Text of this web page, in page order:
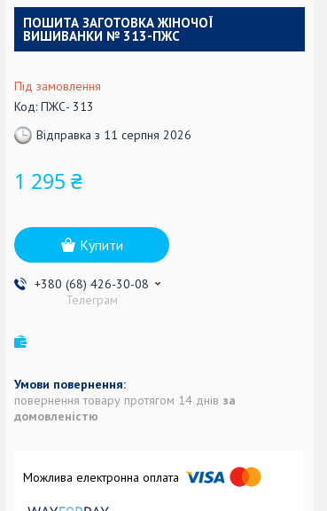
ПОШИТА ЗАГОТОВКА ЖІНОЧОЇ
ВИШИВАНКИ № 313-ПЖС
Під замовлення
Код: ПЖС- 313
Відправка з 11 серпня 2026
1 295 ₴
Купити
+380 (68) 426-30-08
Телеграм
повернення товару протягом 14 днів за
домовленістю